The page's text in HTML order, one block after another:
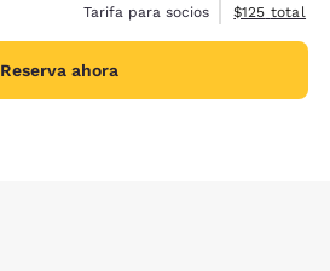
Tarifa para socios
Ver detalles
$125 total
Reserva ahora